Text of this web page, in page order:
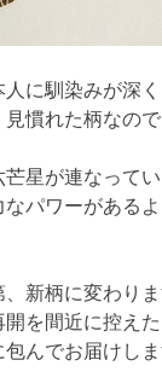
に馴染みが深
慣れた柄なの
星が連なって
パワーがある
新柄に変わりま
を間近に控えた
んでお届けし